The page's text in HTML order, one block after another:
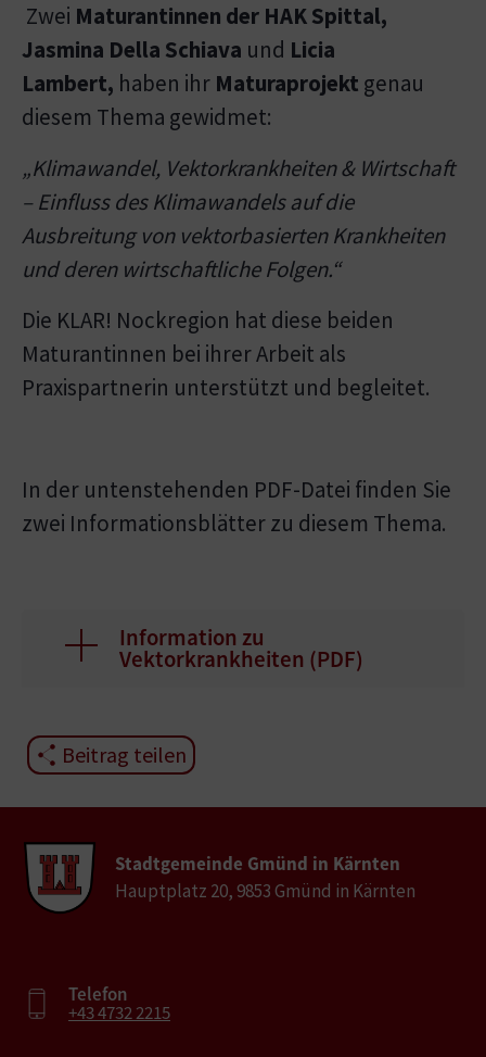
Zwei Maturantinnen der HAK Spittal,
Jasmina Della Schiava und Licia
Lambert, haben ihr Maturaprojekt genau
diesem Thema gewidmet:
„Klimawandel, Vektorkrankheiten & Wirtschaft
– Einfluss des Klimawandels auf die
Ausbreitung von vektorbasierten Krankheiten
und deren wirtschaftliche Folgen.“
Die KLAR! Nockregion hat diese beiden
Maturantinnen bei ihrer Arbeit als
Praxispartnerin unterstützt und begleitet.
In der untenstehenden PDF-Datei finden Sie
zwei Informationsblätter zu diesem Thema.
Information zu
Vektorkrankheiten (PDF)
Beitrag teilen
Stadtgemeinde Gmünd in Kärnten
Hauptplatz 20, 9853 Gmünd in Kärnten
Telefon
+43 4732 2215